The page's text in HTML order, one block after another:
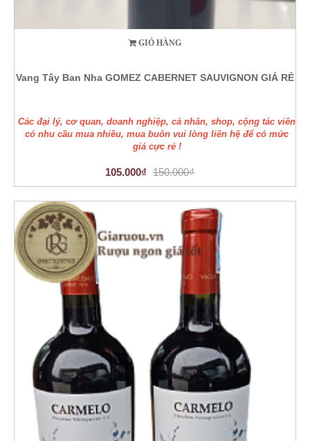
GIỎ HÀNG
Vang Tây Ban Nha GOMEZ CABERNET SAUVIGNON GIÁ RẺ
Các đại lý, cơ quan, doanh nghiệp, cá nhân, shop, cộng tác viên
có nhu cầu mua nhiều, mua buôn vui lòng liên hệ để có mức
giá cực rẻ !
105.000₫ 150.000₫